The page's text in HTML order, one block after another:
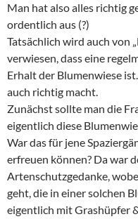
Man hat also alles richtig
ordentlich aus (?)
Tatsächlich wird auch von
verwiesen, dass eine
Erhalt der Blumenwiese
auch richtig macht.
Zunächst sollte man die
eigentlich diese
War das für jene
erfreuen können? Da war
Artenschutzgedanke,
geht, die in einer solchen
eigentlich mit Grashüpfer